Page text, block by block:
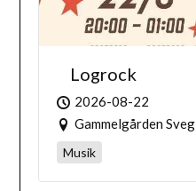
Logrock
2026-08-22
Gammelgården Sveg
Musik